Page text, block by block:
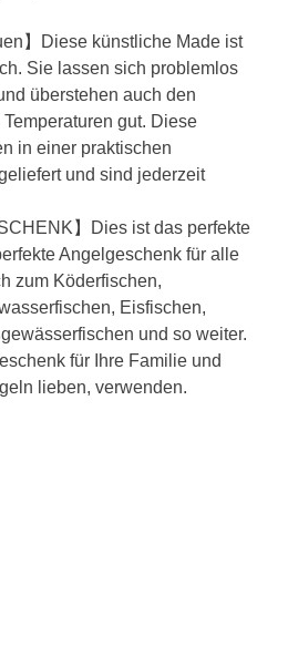
】Diese künstliche Made ist
Sie lassen sich problemlos
überstehen auch den
gut. Diese
in einer praktischen
und sind jederzeit
】Dies ist das perfekte
Angelgeschenk für alle
zum Köderfischen,
Eisfischen,
und so weiter.
für Ihre Familie und
lieben, verwenden.